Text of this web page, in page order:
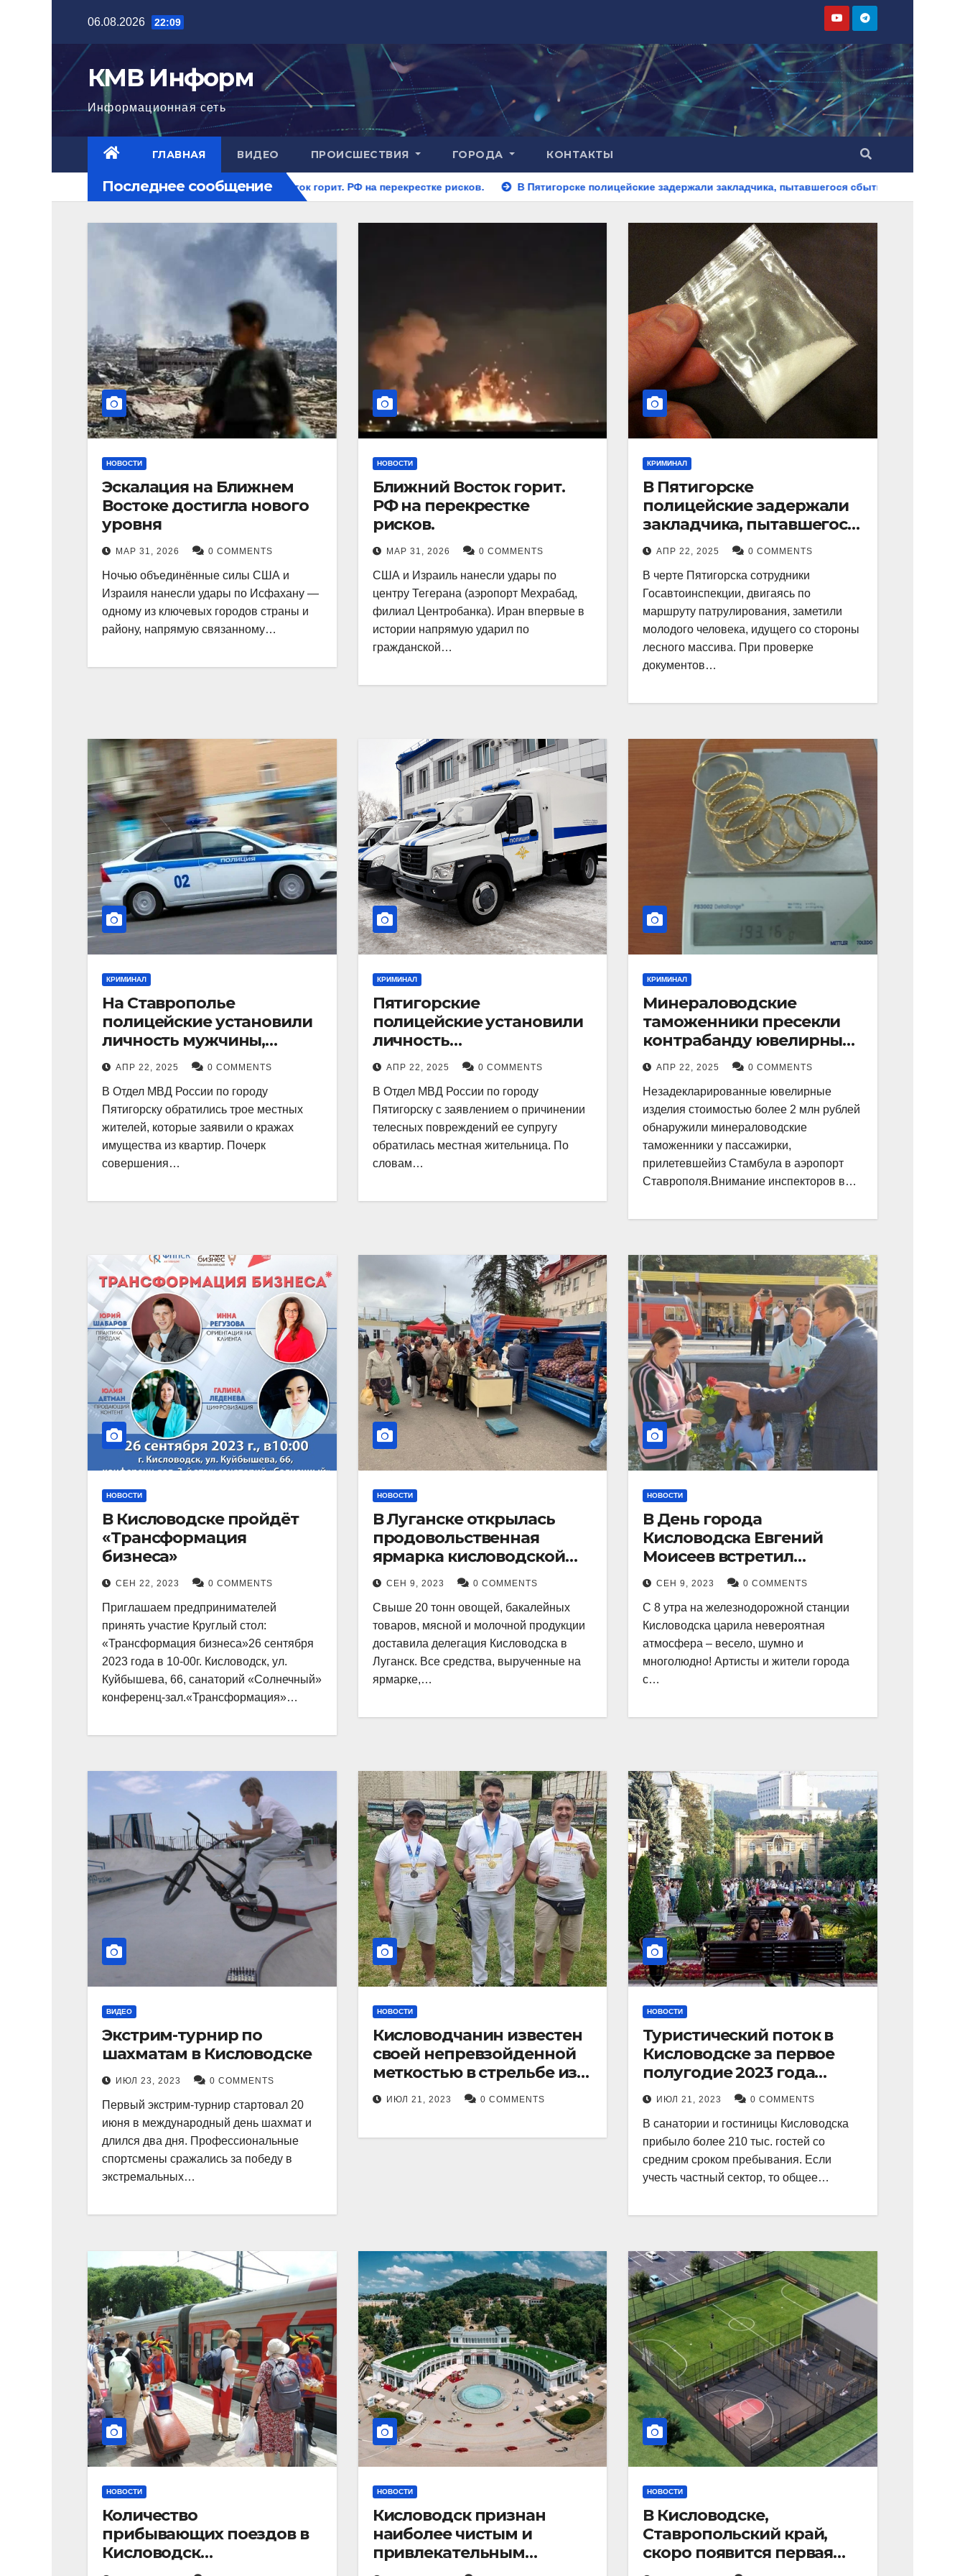
содержимому
06.08.2026 22:09
КМВ Информ
Информационная сеть
ГЛАВНАЯ ВИДЕО ПРОИСШЕСТВИЯ ГОРОДА КОНТАКТЫ
Последнее сообщение
Ближний Восток горит. РФ на перекрестке рисков. В Пятигорске полицейские задержали закладчика, пытавшегося сбыть партию синтетического наркотика
НОВОСТИ
Эскалация на Ближнем
Востоке достигла нового
уровня
МАР 31, 2026 0 COMMENTS
Ночью объединённые силы США и
Израиля нанесли удары по Исфахану —
одному из ключевых городов страны и
району, напрямую связанному…
НОВОСТИ
Ближний Восток горит.
РФ на перекрестке
рисков.
МАР 31, 2026 0 COMMENTS
США и Израиль нанесли удары по
центру Тегерана (аэропорт Мехрабад,
филиал Центробанка). Иран впервые в
истории напрямую ударил по
гражданской…
КРИМИНАЛ
В Пятигорске
полицейские задержали
закладчика, пытавшегося
сбыть партию
синтетического
наркотика
АПР 22, 2025 0 COMMENTS
В черте Пятигорска сотрудники
Госавтоинспекции, двигаясь по
маршруту патрулирования, заметили
молодого человека, идущего со стороны
лесного массива. При проверке
документов…
КРИМИНАЛ
На Ставрополье
полицейские установили
личность мужчины,
причастного к кражам
имущества из квартир в
Пятигорске
АПР 22, 2025 0 COMMENTS
В Отдел МВД России по городу
Пятигорску обратились трое местных
жителей, которые заявили о кражах
имущества из квартир. Почерк
совершения…
КРИМИНАЛ
Пятигорские
полицейские установили
личность
злоумышленника,
причинившего телесные
повреждения местному
жителю
АПР 22, 2025 0 COMMENTS
В Отдел МВД России по городу
Пятигорску с заявлением о причинении
телесных повреждений ее супругу
обратилась местная жительница. По
словам…
КРИМИНАЛ
Минераловодские
таможенники пресекли
контрабанду ювелирных
изделий на 2 млн рублей
АПР 22, 2025 0 COMMENTS
Незадекларированные ювелирные
изделия стоимостью более 2 млн рублей
обнаружили минераловодские
таможенники у пассажирки,
прилетевшейиз Стамбула в аэропорт
Ставрополя.Внимание инспекторов в…
НОВОСТИ
В Кисловодске пройдёт
«Трансформация
бизнеса»
СЕН 22, 2023 0 COMMENTS
Приглашаем предпринимателей
принять участие Круглый стол:
«Трансформация бизнеса»26 сентября
2023 года в 10-00г. Кисловодск, ул.
Куйбышева, 66, санаторий «Солнечный»
конференц-зал.«Трансформация»…
НОВОСТИ
В Луганске открылась
продовольственная
ярмарка кисловодской
продукции.
СЕН 9, 2023 0 COMMENTS
Свыше 20 тонн овощей, бакалейных
товаров, мясной и молочной продукции
доставила делегация Кисловодска в
Луганск. Все средства, вырученные на
ярмарке,…
НОВОСТИ
В День города
Кисловодска Евгений
Моисеев встретил
прибывший поезд с
туристами.
СЕН 9, 2023 0 COMMENTS
С 8 утра на железнодорожной станции
Кисловодска царила невероятная
атмосфера – весело, шумно и
многолюдно! Артисты и жители города
с…
ВИДЕО
Экстрим-турнир по
шахматам в Кисловодске
ИЮЛ 23, 2023 0 COMMENTS
Первый экстрим-турнир стартовал 20
июня в международный день шахмат и
длился два дня. Профессиональные
спортсмены сражались за победу в
экстремальных…
НОВОСТИ
Кисловодчанин известен
своей непревзойденной
меткостью в стрельбе из
лука, и его успехи
прославили его в
ИЮЛ 21, 2023 0 COMMENTS
НОВОСТИ
Туристический поток в
Кисловодске за первое
полугодие 2023 года
показал рекордный рост в
21 процент.
ИЮЛ 21, 2023 0 COMMENTS
В санатории и гостиницы Кисловодска
прибыло более 210 тыс. гостей со
средним сроком пребывания. Если
учесть частный сектор, то общее…
НОВОСТИ
Количество
прибывающих поездов в
Кисловодск
стремительно
НОВОСТИ
Кисловодск признан
наиболее чистым и
привлекательным
курортным городом в
НОВОСТИ
В Кисловодске,
Ставропольский край,
скоро появится первая
«умная площадка».